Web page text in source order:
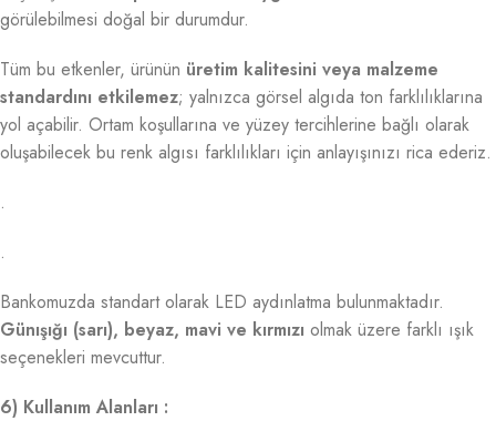
görülebilmesi doğal bir durumdur.
Tüm bu etkenler, ürünün üretim kalitesini veya malzeme
standardını etkilemez; yalnızca görsel algıda ton farklılıklarına
yol açabilir. Ortam koşullarına ve yüzey tercihlerine bağlı olarak
oluşabilecek bu renk algısı farklılıkları için anlayışınızı rica ederiz.
.
.
Bankomuzda standart olarak LED aydınlatma bulunmaktadır.
Günışığı (sarı), beyaz, mavi ve kırmızı olmak üzere farklı ışık
seçenekleri mevcuttur.
6) Kullanım Alanları :